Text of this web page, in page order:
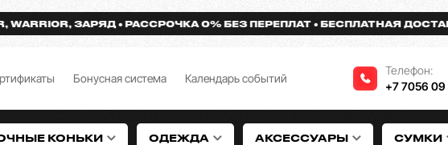
ЗАРЯД РАССРОЧКА 0% БЕЗ ПЕРЕПЛАТ БЕСПЛАТНАЯ ДОСТАВКА
Бонусная система Календарь событий
Телефон:
+7 7056 09
КОНЬКИ ОДЕЖДА АКСЕССУАРЫ СУМКИ